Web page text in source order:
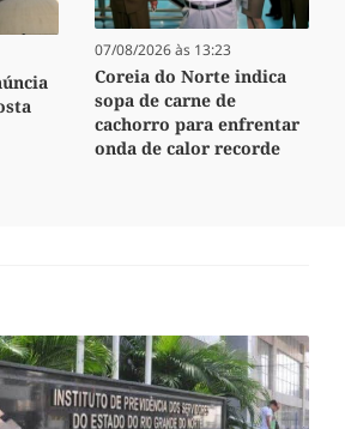
07/08/2026 às 13:23
Coreia do Norte indica
sopa de carne de
cachorro para enfrentar
onda de calor recorde